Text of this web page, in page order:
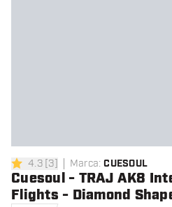
4.3 stelle di valutazione
4.3[3] Marca: CUESOUL
Cuesoul - TRAJ AK8
Flights - Diamond